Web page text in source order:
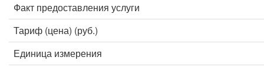
Факт предоставления услуги
Тариф (цена) (руб.)
Единица измерения